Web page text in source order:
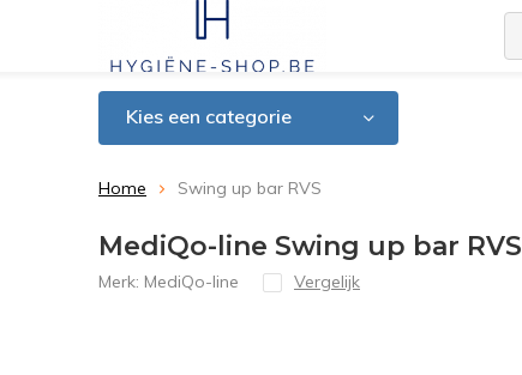
Kies een categorie
Home Swing up bar RVS
MediQo-line Swing up bar RVS
Merk: MediQo-line Vergelijk